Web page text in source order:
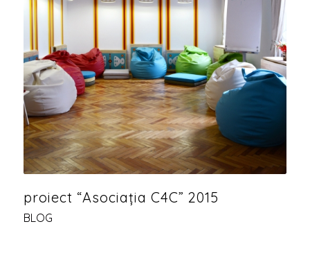
proiect “Asociația C4C” 2015
BLOG